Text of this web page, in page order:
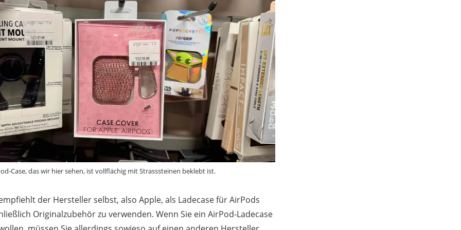
Case, das wir hier sehen, ist vollflächig mit Strasssteinen beklebt ist.
der Hersteller selbst, also Apple, als Ladecase für AirPods
Originalzubehör zu verwenden. Wenn Sie ein AirPod-Ladecase